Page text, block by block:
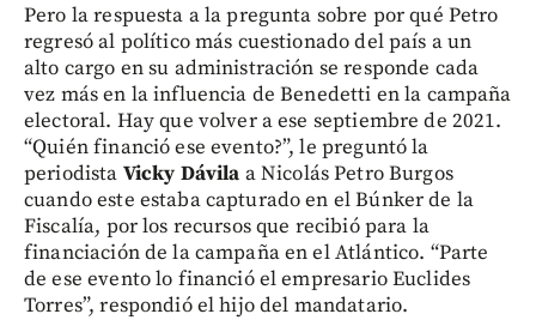
Pero la respuesta a la pregunta sobre por qué Petro
regresó al político más cuestionado del país a un
alto cargo en su administración se responde cada
vez más en la influencia de Benedetti en la campaña
electoral. Hay que volver a ese septiembre de 2021.
“Quién financió ese evento?”, le preguntó la
periodista Vicky Dávila a Nicolás Petro Burgos
cuando este estaba capturado en el Búnker de la
Fiscalía, por los recursos que recibió para la
financiación de la campaña en el Atlántico. “Parte
de ese evento lo financió el empresario Euclides
Torres”, respondió el hijo del mandatario.